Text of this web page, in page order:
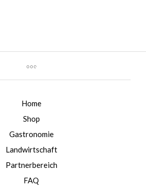
Home
Shop
Gastronomie
Landwirtschaft
Partnerbereich
FAQ